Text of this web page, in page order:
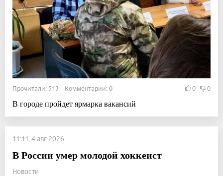
Прочитали: 513 Комментарии: 0 0 0
В городе пройдет ярмарка вакансий
11:11, 4 авг 2026
В России умер молодой хоккеист
Новости